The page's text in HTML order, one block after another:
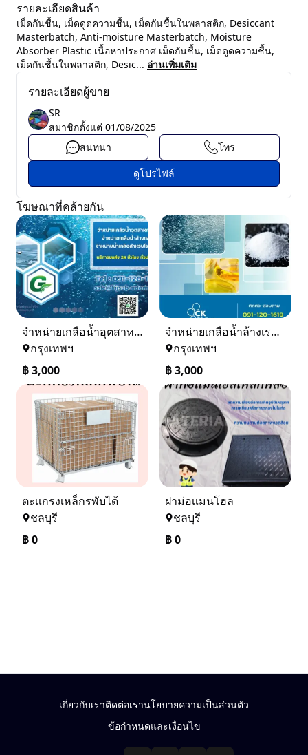
รายละเอียดสินค้า
เม็ดกันชื้น, เม็ดดูดความชื้น, เม็ดกันชื้นในพลาสติก, Desiccant
Masterbatch, Anti-moisture Masterbatch, Moisture
Absorber Plastic เนื้อหาประกาศ เม็ดกันชื้น, เม็ดดูดความชื้น,
เม็ดกันชื้นในพลาสติก, Desic... อ่านเพิ่มเติม
รายละเอียดผู้ขาย
SR
สมาชิกตั้งแต่ 01/08/2025
สนทนา
โทร
ดูโปรไฟล์
โฆษณาที่คล้ายกัน
จำหน่ายเกลือน้ำอุตสาหกรรม เกลือน้ำล้างเรซิ่น
กรุงเทพฯ
฿3,000
จำหน่ายเกลือน้ำล้างเรซิ่น จำหน่ายเกลือน้ำอุตสาหกรรม
กรุงเทพฯ
฿3,000
ตะเเกรงเหล็กรพับได้
ชลบุรี
฿0
ฝาม่อเเมนโฮล
ชลบุรี
฿0
เกี่ยวกับเราติดต่อเรานโยบายความเป็นส่วนตัว
ข้อกำหนดและเงื่อนไข